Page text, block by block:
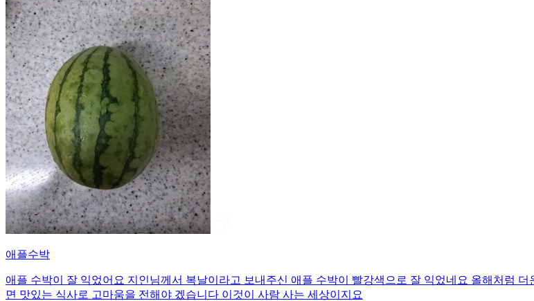
애플수박
애플 수박이 잘 익었어요 지인님께서 복날이라고 보내주신 애플 수박이 빨강색으로 잘 익었네요 올해처럼
면 맛있는 식사로 고마움을 전해야 겠습니다 이것이 사람 사는 세상이지요